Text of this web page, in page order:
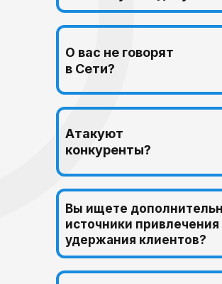
О вас не говорят
в Сети?
Атакуют
конкуренты?
Вы ищете
источники привлечения
удержания клиентов?